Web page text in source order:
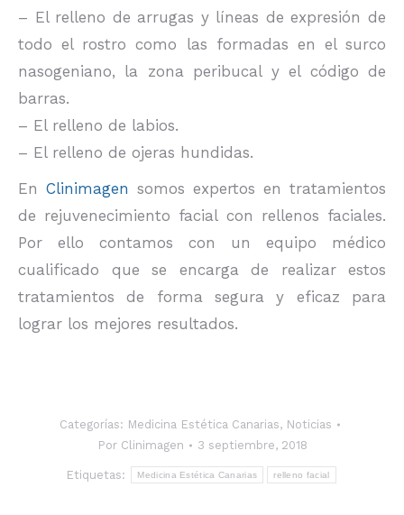
– El relleno de arrugas y líneas de expresión de
todo el rostro como las formadas en el surco
nasogeniano, la zona peribucal y el código de
barras.
– El relleno de labios.
– El relleno de ojeras hundidas.
En Clinimagen somos expertos en tratamientos
de rejuvenecimiento facial con rellenos faciales.
Por ello contamos con un equipo médico
cualificado que se encarga de realizar estos
tratamientos de forma segura y eficaz para
lograr los mejores resultados.
Categorías: Medicina Estética Canarias, Noticias
Por Clinimagen 3 septiembre, 2018
Etiquetas: Medicina Estética Canarias relleno facial